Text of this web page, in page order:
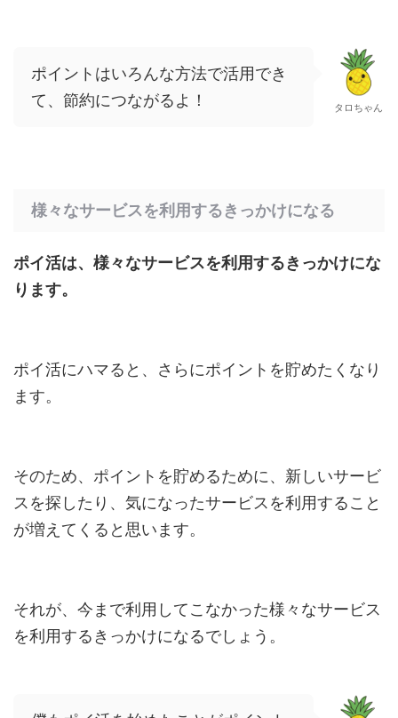
ポイントはいろんな方法で活用でき
て、節約につながるよ！
タロちゃん
様々なサービスを利用するきっかけになる
ポイ活は、様々なサービスを利用するきっかけにな
ります。
ポイ活にハマると、さらにポイントを貯めたくなり
ます。
そのため、ポイントを貯めるために、新しいサービ
スを探したり、気になったサービスを利用すること
が増えてくると思います。
それが、今まで利用してこなかった様々なサービス
を利用するきっかけになるでしょう。